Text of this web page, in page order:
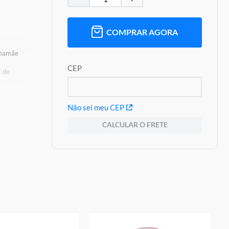
de
de
COMPRAR AGORA
CEP
Não sei meu CEP
CALCULAR O FRETE